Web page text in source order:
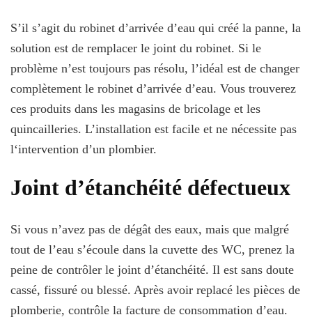
S’il s’agit du robinet d’arrivée d’eau qui créé la panne, la
solution est de remplacer le joint du robinet. Si le
problème n’est toujours pas résolu, l’idéal est de changer
complètement le robinet d’arrivée d’eau. Vous trouverez
ces produits dans les magasins de bricolage et les
quincailleries. L’installation est facile et ne nécessite pas
l‘intervention d’un plombier.
Joint d’étanchéité défectueux
Si vous n’avez pas de dégât des eaux, mais que malgré
tout de l’eau s’écoule dans la cuvette des WC, prenez la
peine de contrôler le joint d’étanchéité. Il est sans doute
cassé, fissuré ou blessé. Après avoir replacé les pièces de
plomberie, contrôle la facture de consommation d’eau.